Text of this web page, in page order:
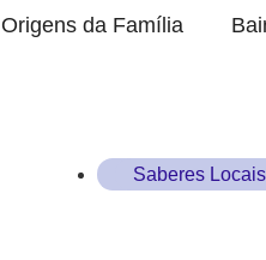
Origens da Família
Saberes Locais